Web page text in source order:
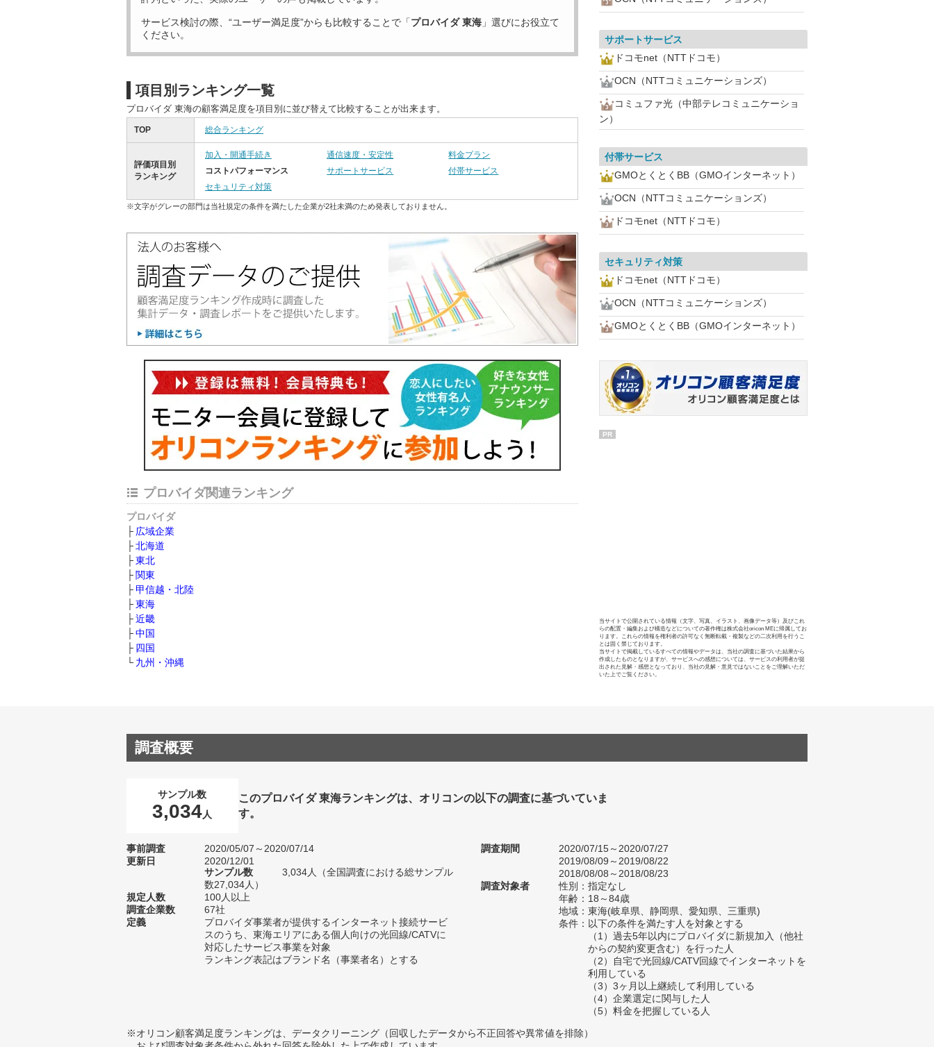
サービス検討の際、“ユーザー満足度”からも比較することで「プロバイダ 東海 」選びにお役立て
ください。
項目別ランキング一覧
プロバイダ 東海の顧客満足度を項目別に並び替えて比較することが出来ます。
TOP 総合ランキング
評価項目別
ランキング
加入・開通手続き 通信速度・安定性
料金プラン
コストパフォーマンス
サポートサービス
付帯サービス
セキュリティ対策
※文字がグレーの部門は当社規定の条件を満たした企業が2社未満のため発表しておりません。
プロバイダ関連ランキング
プロバイダ
広域企業
北海道
東北
関東
甲信越・北陸
東海
近畿
中国
四国
九州・沖縄
サポートサービス
ドコモnet（NTTドコモ）
OCN（NTTコミュニケーションズ）
コミュファ光（中部テレコミュニケーショ
ン）
付帯サービス
GMOとくとくBB（GMOインターネット）
OCN（NTTコミュニケーションズ）
ドコモnet（NTTドコモ）
セキュリティ対策
ドコモnet（NTTドコモ）
OCN（NTTコミュニケーションズ）
GMOとくとくBB（GMOインターネット）
PR
当サイトで公開されている情報（文字、写真、イラスト、画像データ等）及びこれ
らの配置・編集および構造などについての著作権は株式会社oricon MEに帰属してお
ります。これらの情報を権利者の許可なく無断転載・複製などの二次利用を行うこ
とは固く禁じております。
当サイトで掲載しているすべての情報やデータは、当社の調査に基づいた結果から
作成したものとなりますが、サービスへの感想については、サービスの利用者が提
出された見解・感想となっており、当社の見解・意見ではないことをご理解いただ
いた上でご覧ください。
調査概要
サンプル数
3,034人
このプロバイダ 東海ランキングは、オリコンの以下の調査に基づいていま
す。
事前調査
2020/05/07～2020/07/14
更新日
2020/12/01
サンプル数
3,034人（全国調査における総サンプル
数27,034人）
規定人数
100人以上
調査企業数
67社
定義
プロバイダ事業者が提供するインターネット接続サービ
スのうち、東海エリアにある個人向けの光回線/CATVに
対応したサービス事業を対象
ランキング表記はブランド名（事業者名）とする
調査期間
2020/07/15～2020/07/27
2019/08/09～2019/08/22
2018/08/08～2018/08/23
調査対象者
性別：指定なし
年齢：18～84歳
地域：東海(岐阜県、静岡県、愛知県、三重県)
条件：以下の条件を満たす人を対象とする
（1）過去5年以内にプロバイダに新規加入（他社
からの契約変更含む）を行った人
（2）自宅で光回線/CATV回線でインターネットを
利用している
（3）3ヶ月以上継続して利用している
（4）企業選定に関与した人
（5）料金を把握している人
※オリコン顧客満足度ランキングは、データクリーニング（回収したデータから不正回答や異常値を排除）